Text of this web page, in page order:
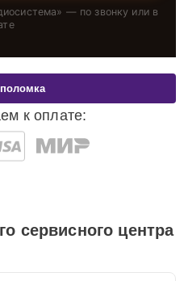
» — по звонку или в
к оплате:
сервисного центра